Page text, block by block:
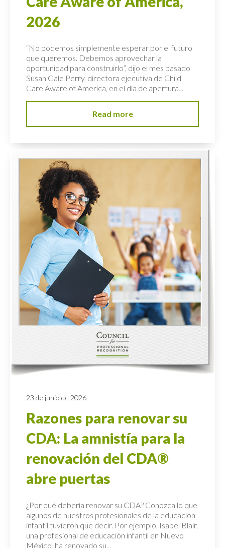
2026
“No podemos simplemente esperar por el futuro
que queremos. Debemos aprovechar la
oportunidad para construirlo”, dijo el mes pasado
Susan Gale Perry, directora ejecutiva de Child
Care Aware of America, en el día de apertura...
Read more
23 de junio de 2026
Razones para renovar su
CDA: La amnistía para la
renovación del CDA®
abre puertas
¿Por qué debería renovar su CDA? Conozca lo que
algunos de nuestros profesionales de la educación
infantil tuvieron que decir. Por ejemplo, Isabel Blair,
una profesional de educación infantil en Nuevo
México, ha renovado su...